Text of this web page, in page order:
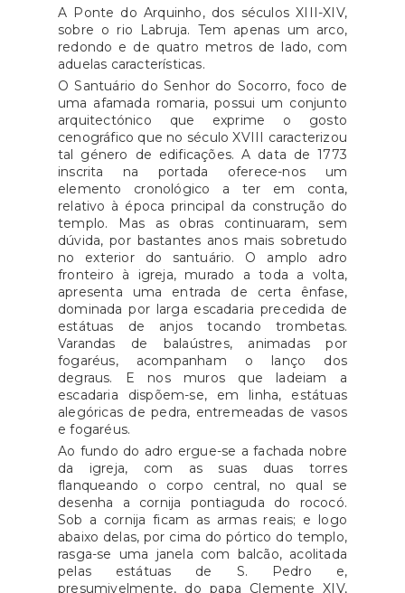
A Ponte do Arquinho, dos séculos XIII-XIV,
sobre o rio Labruja. Tem apenas um arco,
redondo e de quatro metros de lado, com
aduelas características.
O Santuário do Senhor do Socorro, foco de
uma afamada romaria, possui um conjunto
arquitectónico que exprime o gosto
cenográfico que no século XVIII caracterizou
tal género de edificações. A data de 1773
inscrita na portada oferece-nos um
elemento cronológico a ter em conta,
relativo à época principal da construção do
templo. Mas as obras continuaram, sem
dúvida, por bastantes anos mais sobretudo
no exterior do santuário. O amplo adro
fronteiro à igreja, murado a toda a volta,
apresenta uma entrada de certa ênfase,
dominada por larga escadaria precedida de
estátuas de anjos tocando trombetas.
Varandas de balaústres, animadas por
fogaréus, acompanham o lanço dos
degraus. E nos muros que ladeiam a
escadaria dispõem-se, em linha, estátuas
alegóricas de pedra, entremeadas de vasos
e fogaréus.
Ao fundo do adro ergue-se a fachada nobre
da igreja, com as suas duas torres
flanqueando o corpo central, no qual se
desenha a cornija pontiaguda do rococó.
Sob a cornija ficam as armas reais; e logo
abaixo delas, por cima do pórtico do templo,
rasga-se uma janela com balcão, acolitada
pelas estátuas de S. Pedro e,
presumivelmente, do papa Clemente XIV,